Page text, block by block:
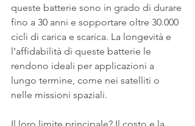
queste batterie sono in grado di durare
fino a 30 anni e sopportare oltre 30.000
cicli di carica e scarica. La longevità e
l’affidabilità di queste batterie le
rendono ideali per applicazioni a
lungo termine, come nei satelliti o
nelle missioni spaziali.